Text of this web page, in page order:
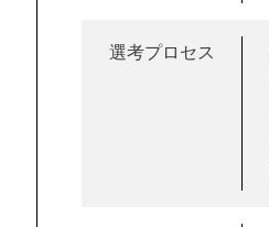
選考プロセス